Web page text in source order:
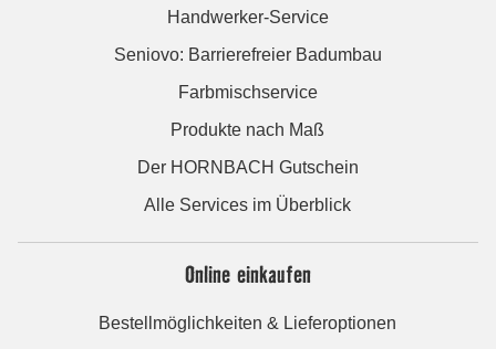
Handwerker-Service
Seniovo: Barrierefreier Badumbau
Farbmischservice
Produkte nach Maß
Der HORNBACH Gutschein
Alle Services im Überblick
Online einkaufen
Bestellmöglichkeiten & Lieferoptionen